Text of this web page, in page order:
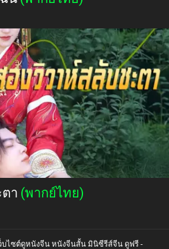
า (พากย์ไทย)
บไซต์ดูหนังจีน หนังจีนสั้น มินิซีรีส์จีน ดูฟรี -